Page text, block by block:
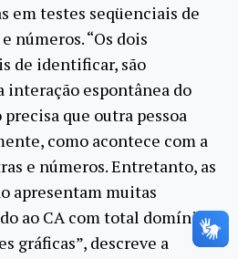
em testes seqüenciais de
números. “Os dois
de identificar, são
interação espontânea do
que outra pessoa
como acontece com a
e números. Entretanto, as
apresentam muitas
ao CA com total domínio
gráficas”, descreve a